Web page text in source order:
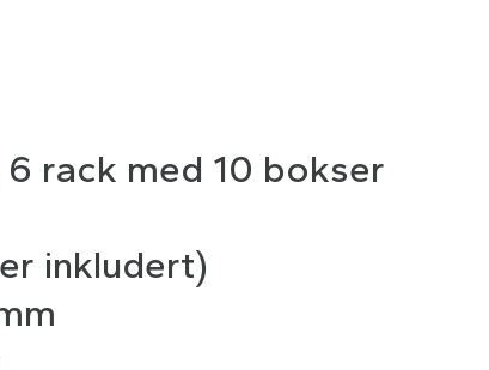
rack med 10 bokser
inkludert)